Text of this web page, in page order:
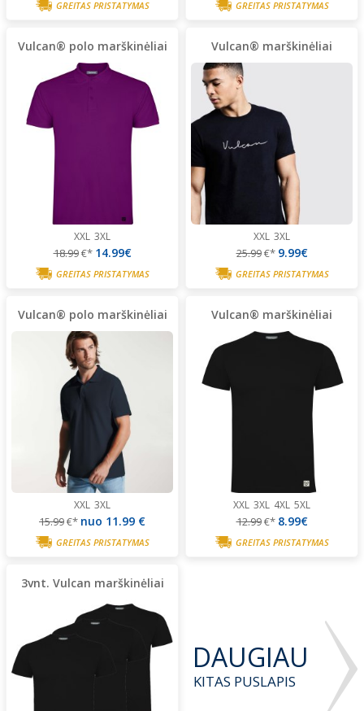
GREITAS PRISTATYMAS GREITAS PRISTATYMAS
Vulcan® polo marškinėliai
XXL 3XL
18.99€* 14.99€
GREITAS PRISTATYMAS
Vulcan® marškinėliai
XXL 3XL
25.99€* 9.99€
GREITAS PRISTATYMAS
Vulcan® polo marškinėliai
XXL 3XL
15.99€* nuo 11.99 €
GREITAS PRISTATYMAS
Vulcan® marškinėliai
XXL 3XL 4XL 5XL
12.99€* 8.99€
GREITAS PRISTATYMAS
3vnt. Vulcan marškinėliai
DAUGIAU
KITAS PUSLAPIS